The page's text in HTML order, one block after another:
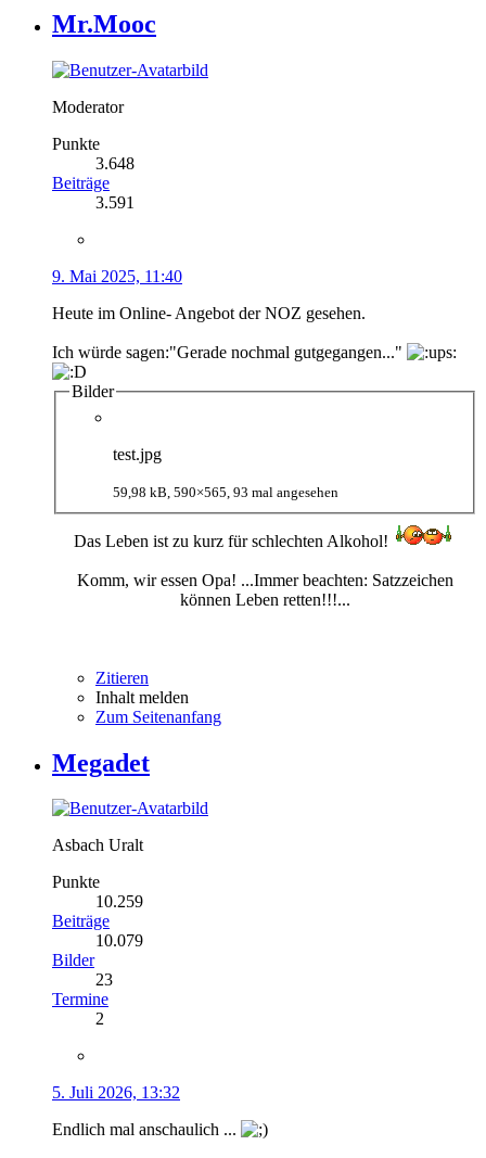
Mr.Mooc
Moderator
Punkte
3.648
Beiträge
3.591
9. Mai 2025, 11:40
Heute im Online- Angebot der NOZ gesehen.
Ich würde sagen:"Gerade nochmal gutgegangen..."
Bilder
test.jpg
59,98 kB, 590×565, 93 mal angesehen
Das Leben ist zu kurz für schlechten Alkohol!
Komm, wir essen Opa! ...Immer beachten: Satzzeichen
können Leben retten!!!...
Zitieren
Inhalt melden
Zum Seitenanfang
Megadet
Asbach Uralt
Punkte
10.259
Beiträge
10.079
Bilder
23
Termine
2
5. Juli 2026, 13:32
Endlich mal anschaulich ...